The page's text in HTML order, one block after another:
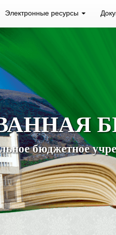
Электронные ресурсы
бюджетное